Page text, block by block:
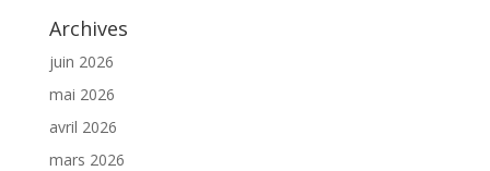
Archives
juin 2026
mai 2026
avril 2026
mars 2026